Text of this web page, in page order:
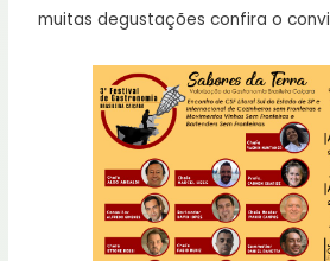
muitas degustações confira o